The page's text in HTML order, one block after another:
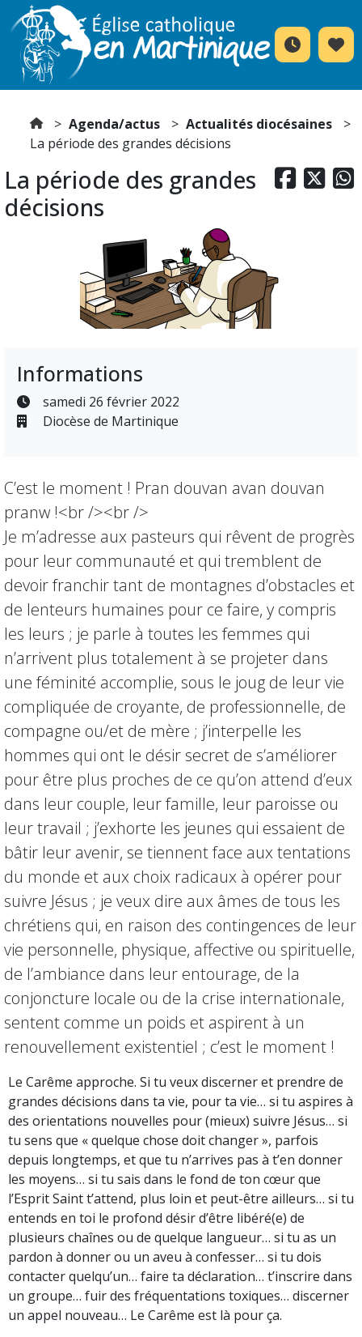
Agenda/actus
Actualités diocésaines
La période des grandes décisions
  
La période des grandes
décisions
Informations
samedi 26 février 2022
Diocèse de Martinique
C’est le moment ! Pran douvan avan douvan
pranw !<br /><br />
Je m’adresse aux pasteurs qui rêvent de progrès
pour leur communauté et qui tremblent de
devoir franchir tant de montagnes d’obstacles et
de lenteurs humaines pour ce faire, y compris
les leurs ; je parle à toutes les femmes qui
n’arrivent plus totalement à se projeter dans
une féminité accomplie, sous le joug de leur vie
compliquée de croyante, de professionnelle, de
compagne ou/et de mère ; j’interpelle les
hommes qui ont le désir secret de s’améliorer
pour être plus proches de ce qu’on attend d’eux
dans leur couple, leur famille, leur paroisse ou
leur travail ; j’exhorte les jeunes qui essaient de
bâtir leur avenir, se tiennent face aux tentations
du monde et aux choix radicaux à opérer pour
suivre Jésus ; je veux dire aux âmes de tous les
chrétiens qui, en raison des contingences de leur
vie personnelle, physique, affective ou spirituelle,
de l’ambiance dans leur entourage, de la
conjoncture locale ou de la crise internationale,
sentent comme un poids et aspirent à un
renouvellement existentiel ; c’est le moment !
Le Carême approche. Si tu veux discerner et prendre de
grandes décisions dans ta vie, pour ta vie… si tu aspires à
des orientations nouvelles pour (mieux) suivre Jésus… si
tu sens que « quelque chose doit changer », parfois
depuis longtemps, et que tu n’arrives pas à t’en donner
les moyens… si tu sais dans le fond de ton cœur que
l’Esprit Saint t’attend, plus loin et peut-être ailleurs… si tu
entends en toi le profond désir d’être libéré(e) de
plusieurs chaînes ou de quelque langueur… si tu as un
pardon à donner ou un aveu à confesser… si tu dois
contacter quelqu’un… faire ta déclaration… t’inscrire dans
un groupe… fuir des fréquentations toxiques… discerner
un appel nouveau… Le Carême est là pour ça.